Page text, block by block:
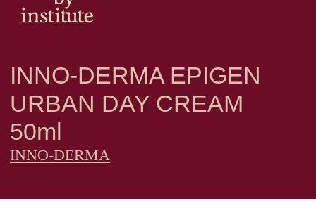
INNO-DERMA EPIGEN
INNO-DERMA